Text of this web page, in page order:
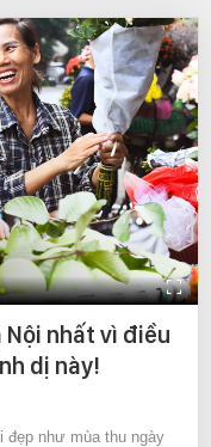
Nội nhất vì điều
dị này!
đẹp như mùa thu ngày